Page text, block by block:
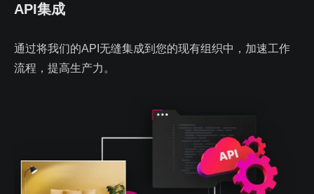
API集成
通过将我们的API无缝集成到您的现有组织中，加速工作
流程，提高生产力。